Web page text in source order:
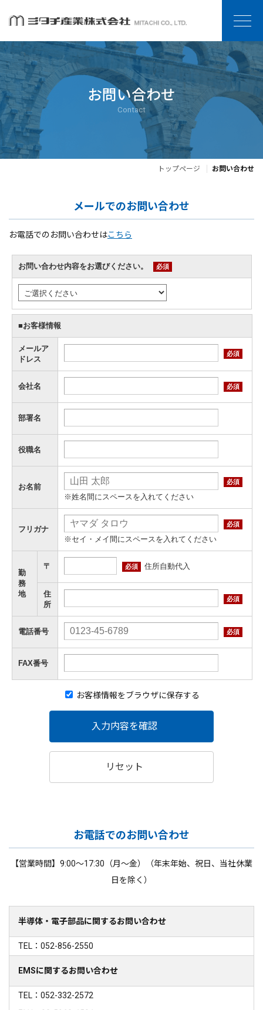
お問い合わせ
Contact
トップページ お問い合わせ
メールでのお問い合わせ
お電話でのお問い合わせはこちら
お問い合わせ内容をお選びください。 必須
■お客様情報
メールア
ドレス
必須
会社名 必須
部署名
役職名
お名前
必須
※姓名間にスペースを入れてください
フリガナ
必須
※セイ・メイ間にスペースを入れてください
勤
務
地
〒 必須 住所自動代入
住
所
必須
電話番号 必須
FAX番号
お客様情報をブラウザに保存する
入力内容を確認
リセット
お電話でのお問い合わせ
【営業時間】9:00～17:30（月～金）（年末年始、祝日、当社休業
日を除く）
半導体・電子部品に関するお問い合わせ
TEL：052-856-2550
EMSに関するお問い合わせ
TEL：052-332-2572